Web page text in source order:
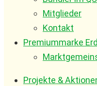
Mitglieder
Kontakt
Premiummarke
Projekte &